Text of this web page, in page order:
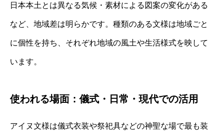
日本本土とは異なる気候・素材による図案の変化がある
など、地域差は明らかです。種類のある文様は地域ごと
に個性を持ち、それぞれ地域の風土や生活様式を映して
います。
使われる場面：儀式・日常・現代での活用
アイヌ文様は儀式衣装や祭祀具などの神聖な場で最も装